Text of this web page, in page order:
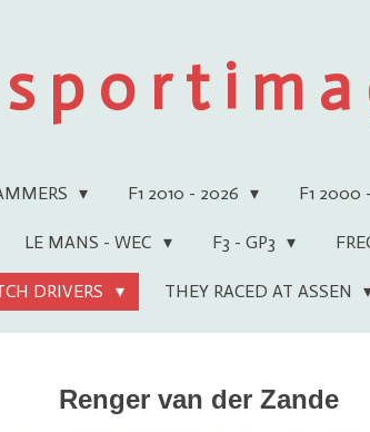
p o r t i m a
F1 2010 - 2026 F1 2000
LE MANS - WEC F3 - GP3
DRIVERS THEY RACED AT ASSEN
Renger van der Zande